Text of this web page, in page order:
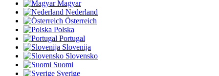
Magyar
Nederland
Österreich
Polska
Portugal
Slovenija
Slovensko
Suomi
Sverige